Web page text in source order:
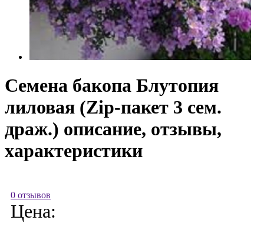
Семена бакопа Блутопия
лиловая (Zip-пакет 3 сем.
драж.) описание, отзывы,
характеристики
0 отзывов
Цена: